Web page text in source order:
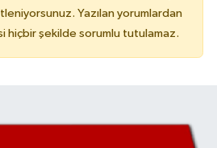
Yazılan yorumlardan
hiçbir şekilde sorumlu tutulamaz.